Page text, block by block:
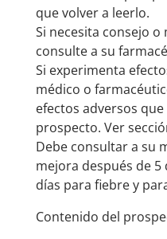
que volver a leerlo.
Si necesita consejo
consulte a su
Si experimenta
médico o
efectos adversos
prospecto. Ver
Debe consultar a su
mejora después de
días para fiebre y
Contenido del